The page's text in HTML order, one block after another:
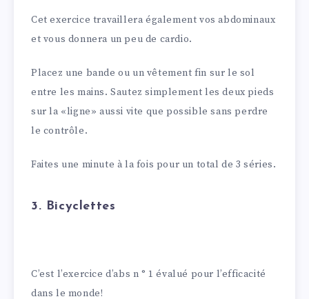
Cet exercice travaillera également vos abdominaux
et vous donnera un peu de cardio.
Placez une bande ou un vêtement fin sur le sol
entre les mains. Sautez simplement les deux pieds
sur la «ligne» aussi vite que possible sans perdre
le contrôle.
Faites une minute à la fois pour un total de 3 séries.
3. Bicyclettes
C’est l’exercice d’abs n ° 1 évalué pour l’efficacité
dans le monde!